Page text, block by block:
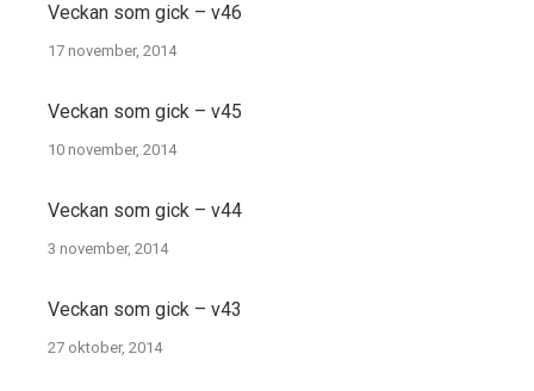
Veckan som gick – v46
17 november, 2014
Veckan som gick – v45
10 november, 2014
Veckan som gick – v44
3 november, 2014
Veckan som gick – v43
27 oktober, 2014